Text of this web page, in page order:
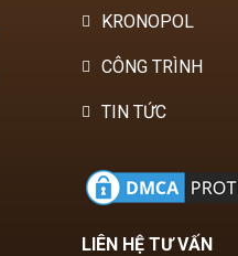
KRONOPOL
CÔNG TRÌNH
TIN TỨC
LIÊN HỆ TƯ VẤN